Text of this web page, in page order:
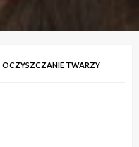
OCZYSZCZANIE TWARZY